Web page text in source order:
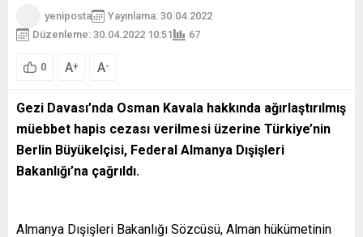
yeniposta
Yayınlama: 30.04.2022
Düzenleme: 30.04.2022 10:51
67
0 A+ A-
Gezi Davası’nda Osman Kavala hakkında ağırlaştırılmış
müebbet hapis cezası verilmesi üzerine Türkiye’nin
Berlin Büyükelçisi, Federal Almanya Dışişleri
Bakanlığı’na çağrıldı.
Almanya Dışişleri Bakanlığı Sözcüsü, Alman hükümetinin